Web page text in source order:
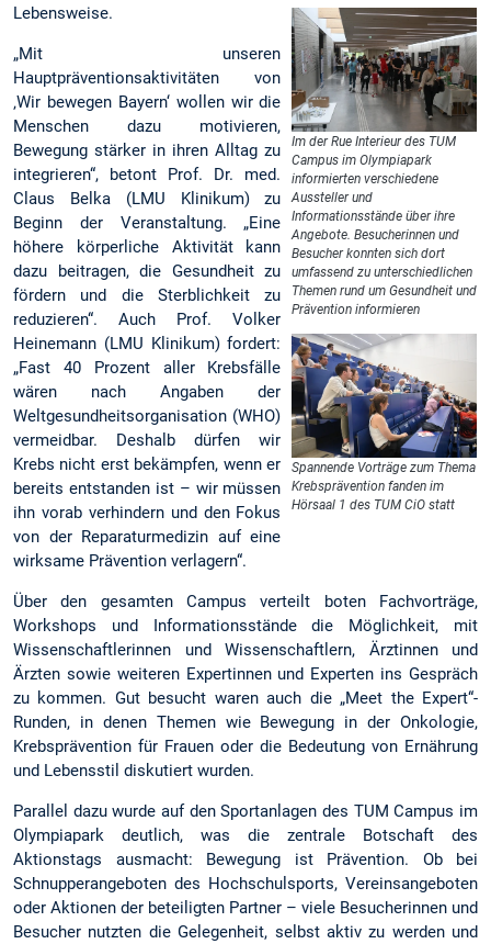
Im der Rue Interieur des TUM
Campus im Olympiapark
informierten verschiedene
Aussteller und
Informationsstände über ihre
Angebote. Besucherinnen und
Besucher konnten sich dort
umfassend zu unterschiedlichen
Themen rund um Gesundheit und
Prävention informieren
Spannende Vorträge zum Thema
Krebsprävention fanden im
Hörsaal 1 des TUM CiO statt
Lebensweise.
„Mit unseren
Hauptpräventionsaktivitäten von
‚Wir bewegen Bayern‘ wollen wir die
Menschen dazu motivieren,
Bewegung stärker in ihren Alltag zu
integrieren“, betont Prof. Dr. med.
Claus Belka (LMU Klinikum) zu
Beginn der Veranstaltung. „Eine
höhere körperliche Aktivität kann
dazu beitragen, die Gesundheit zu
fördern und die Sterblichkeit zu
reduzieren“. Auch Prof. Volker
Heinemann (LMU Klinikum) fordert:
„Fast 40 Prozent aller Krebsfälle
wären nach Angaben der
Weltgesundheitsorganisation (WHO)
vermeidbar. Deshalb dürfen wir
Krebs nicht erst bekämpfen, wenn er
bereits entstanden ist – wir müssen
ihn vorab verhindern und den Fokus
von der Reparaturmedizin auf eine
wirksame Prävention verlagern“.
Über den gesamten Campus verteilt boten Fachvorträge,
Workshops und Informationsstände die Möglichkeit, mit
Wissenschaftlerinnen und Wissenschaftlern, Ärztinnen und
Ärzten sowie weiteren Expertinnen und Experten ins Gespräch
zu kommen. Gut besucht waren auch die „Meet the Expert“-
Runden, in denen Themen wie Bewegung in der Onkologie,
Krebsprävention für Frauen oder die Bedeutung von Ernährung
und Lebensstil diskutiert wurden.
Parallel dazu wurde auf den Sportanlagen des TUM Campus im
Olympiapark deutlich, was die zentrale Botschaft des
Aktionstags ausmacht: Bewegung ist Prävention. Ob bei
Schnupperangeboten des Hochschulsports, Vereinsangeboten
oder Aktionen der beteiligten Partner – viele Besucherinnen und
Besucher nutzten die Gelegenheit, selbst aktiv zu werden und